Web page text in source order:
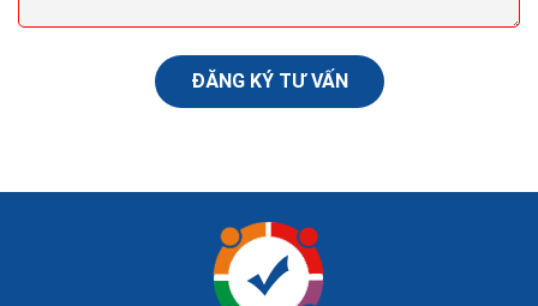
thiệu...
ĐĂNG KÝ TƯ VẤN